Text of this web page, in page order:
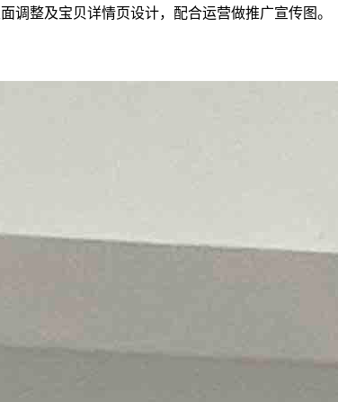
调整及宝贝详情页设计，配合运营做推广宣传图。